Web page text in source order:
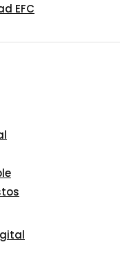
EFC